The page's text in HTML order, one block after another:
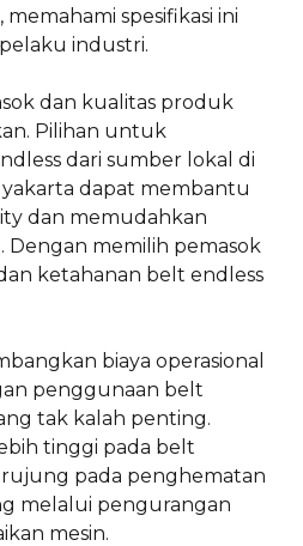
spesifikasi ini
industri.
dan kualitas produk
Pilihan untuk
dari sumber lokal di
dapat membantu
dan memudahkan
Dengan memilih pemasok
ketahanan belt endless
biaya operasional
penggunaan belt
tak kalah penting.
tinggi pada belt
pada penghematan
melalui pengurangan
mesin.